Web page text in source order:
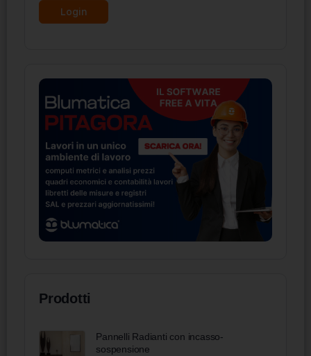
Prodotti
Pannelli Radianti con incasso-
sospensione